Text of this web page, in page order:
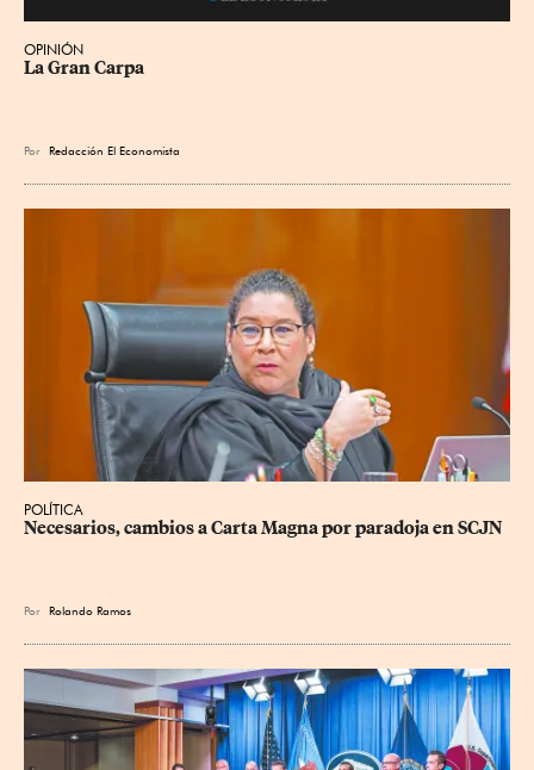
OPINIÓN
La Gran Carpa
Por Redacción El Economista
POLÍTICA
Necesarios, cambios a Carta Magna por paradoja en SCJN
Por Rolando Ramos